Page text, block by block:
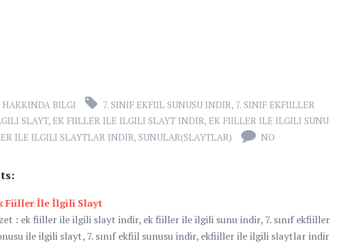
HAKKINDA BILGI 7. SINIF EKFIIL SUNUSU INDIR, 7. SINIF EKFIILLER
SLAYT, EK FIILLER ILE ILGILI SLAYT INDIR, EK FIILLER ILE ILGILI SUNU
ILE ILGILI SLAYTLAR INDIR, SUNULAR(SLAYTLAR)
NO
Fiiller İle İlgili Slayt
: ek fiiller ile ilgili slayt indir, ek fiiller ile ilgili sunu indir, 7. sınıf ekfiiller
ile ilgili slayt, 7. sınıf ekfiil sunusu indir, ekfiiller ile ilgili slaytlar indir